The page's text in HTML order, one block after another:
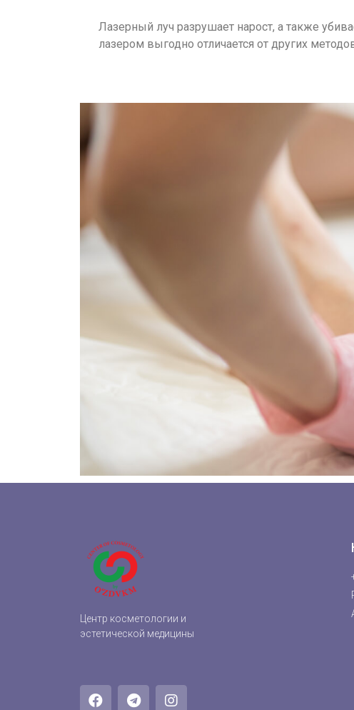
Лазерный луч разрушает нарост, а также
лазером выгодно отличается от других
Центр косметологии и
эстетической медицины